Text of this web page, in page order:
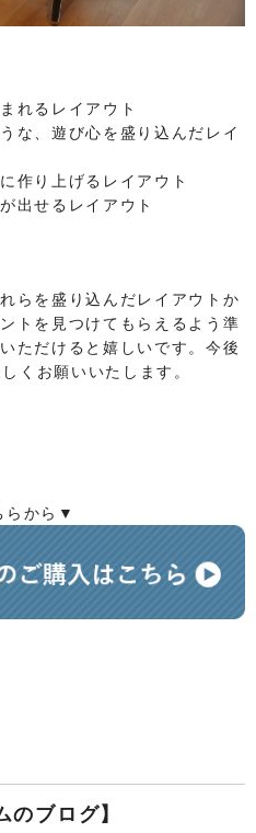
れるレイアウト
な、遊び心を盛り込んだレイ
作り上げるレイアウト
出せるレイアウト
らを盛り込んだレイアウトか
トを見つけてもらえるよう準
ただけると嬉しいです。今後
くお願いいたします。
らから▼
のブログ】